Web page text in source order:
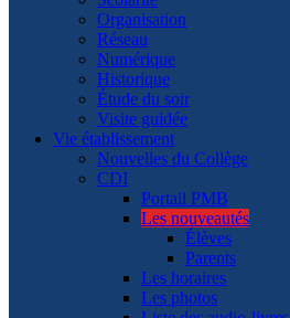
Organisation
Réseau
Numérique
Historique
Étude du soir
Visite guidée
Vie établissement
Nouvelles du Collège
CDI
Portail PMB
Les nouveautés
Élèves
Parents
Les horaires
Les photos